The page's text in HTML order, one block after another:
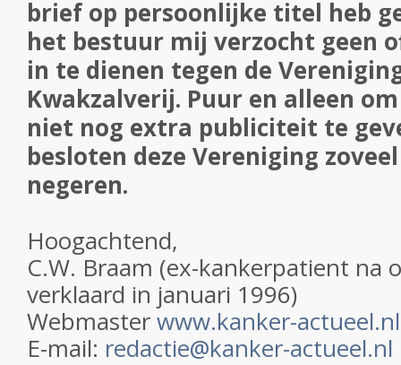
brief op persoonlijke titel heb
het bestuur mij verzocht geen
in te dienen tegen de
Kwakzalverij. Puur en alleen
niet nog extra publiciteit te
besloten deze Vereniging
negeren.
Hoogachtend,
C.W. Braam (ex-kankerpatient na
verklaard in januari 1996)
Webmasterwww.kanker-actueel.nl
E-mail: redactie@kanker-actueel.nl